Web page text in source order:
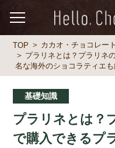
TOP
カカオ・チョコレー
プラリネとは？プラリネ
名な海外のショコラティエ
基礎知識
プラリネとは？
で購入できるプ